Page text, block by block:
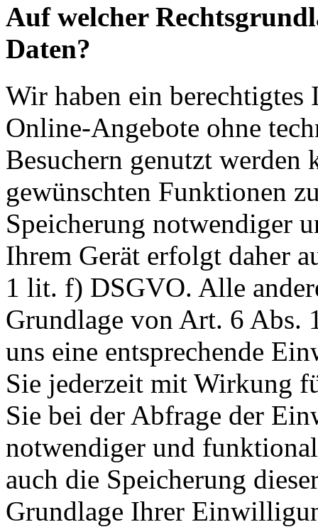
Auf welcher
Daten?
Wir haben ein berechtigtes
Online-Angebote ohne
Besuchern genutzt werden
gewünschten Funktionen
Speicherung notwendiger
Ihrem Gerät erfolgt daher
1 lit. f) DSGVO. Alle
Grundlage von Art. 6 Abs.
uns eine entsprechende
Sie jederzeit mit Wirkung
Sie bei der Abfrage der
notwendiger und
auch die Speicherung
Grundlage Ihrer